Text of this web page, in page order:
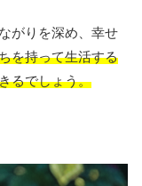
がりを深め、幸せ
を持って生活する
るでしょう。